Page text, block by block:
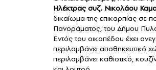
Ηλέκτρας συζ. Νικολάου
δικαίωμα της επικαρπίας σε
Πανοράματος, του Δήμου
Εντός του οικοπέδου έχει
περιλαμβάνει αποθηκευτικό
περιλαμβάνει καθιστικό,